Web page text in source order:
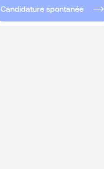
Candidature spontanée